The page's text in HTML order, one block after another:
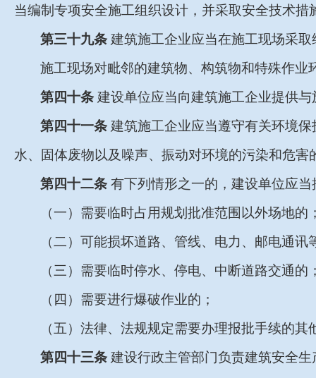
当编制专项安全施工组织设计，并采取安全技术措
第三十九条 建筑施工企业应当在施工现场采
施工现场对毗邻的建筑物、构筑物和特殊作
第四十条 建设单位应当向建筑施工企业提供
第四十一条 建筑施工企业应当遵守有关环境
水、固体废物以及噪声、振动对环境的污染和危害
第四十二条 有下列情形之一的，建设单位应
（一）需要临时占用规划批准范围以外场地的
（二）可能损坏道路、管线、电力、邮电通讯
（三）需要临时停水、停电、中断道路交通的
（四）需要进行爆破作业的；
（五）法律、法规规定需要办理报批手续的其
第四十三条 建设行政主管部门负责建筑安全